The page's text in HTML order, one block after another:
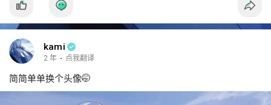
kami
2 年 · 点我翻译
简简单单换个头像🤭